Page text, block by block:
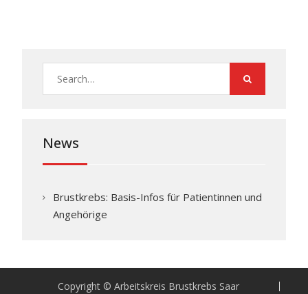
News
Brustkrebs: Basis-Infos für Patientinnen und
Angehörige
Copyright © Arbeitskreis Brustkrebs Saar